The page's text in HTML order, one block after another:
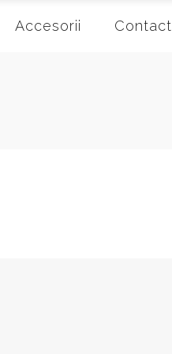
Accesorii Contact